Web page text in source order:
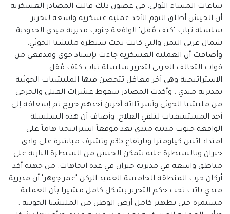
ساعات المساء الأولى. في غضون ذلك قالت المصادر العسكرية
أن الجيش أطلق اليوم الأحد عملية عسكرية واسعة لتحرير
سلسلة تباب "كتف مُقل" الواقعة جنوب مديرية ميدي الحدودية
شمال غربي اليمن والتي كانت تحت سيطرة مليشيا الحوثي.
وأضافت أن العملية العسكرية جاءت بإسناد جوي ومدفعي من
قوات التحالف العربي لتحرير سلسلة تباب كتف مُقل
الاستراتيجية وهي أخر معاقل تتحصن فيها المليشيات الحوثية
بمديرية ميدي . وأكدت المصادر سقوط عشرات القتلى والجرحى
من مليشيا الحوثي وأسر ثلاثة آخرين أحدهم جريح تم إسعافه إلى
أحد المستشفيات لتلقي العلاج. وأضاف أن هذه السلسلة
الواقعة جنوب مدينة ميدي تعد موقعاً استراتيجيا هاماً على
امتداد اثنين كيلومترا وبارتفاع 35م وتشرف مباشرة على وادي
حيران وبالسيطرة عليه يتمكن الجيش من السيطرة النارية على
مناطق واسعة في مديرية حيران في عدة اتجاهات. من جهته أكد
أركان حرب المنطقة الخامسة العميد الركن "عمر جوهر" أن مديرية
ميدي باتت تحت حكم التحرير بشكل كامل مشيرا بأن العملية
مستمرة حتى تطهير كامل أرض الوطن من المليشيا الحوثية .